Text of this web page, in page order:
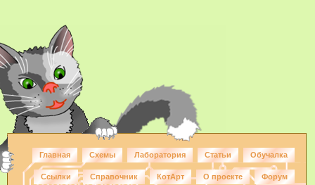
Главная Схемы Лаборатория Статьи Обучалка
Ссылки Справочник КотАрт О проекте Форум